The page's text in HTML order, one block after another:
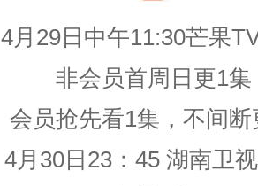
4月29日中午11:30芒果
非会员首周日更1集
会员抢先看1集，不间断
4月30日23：45 湖南卫